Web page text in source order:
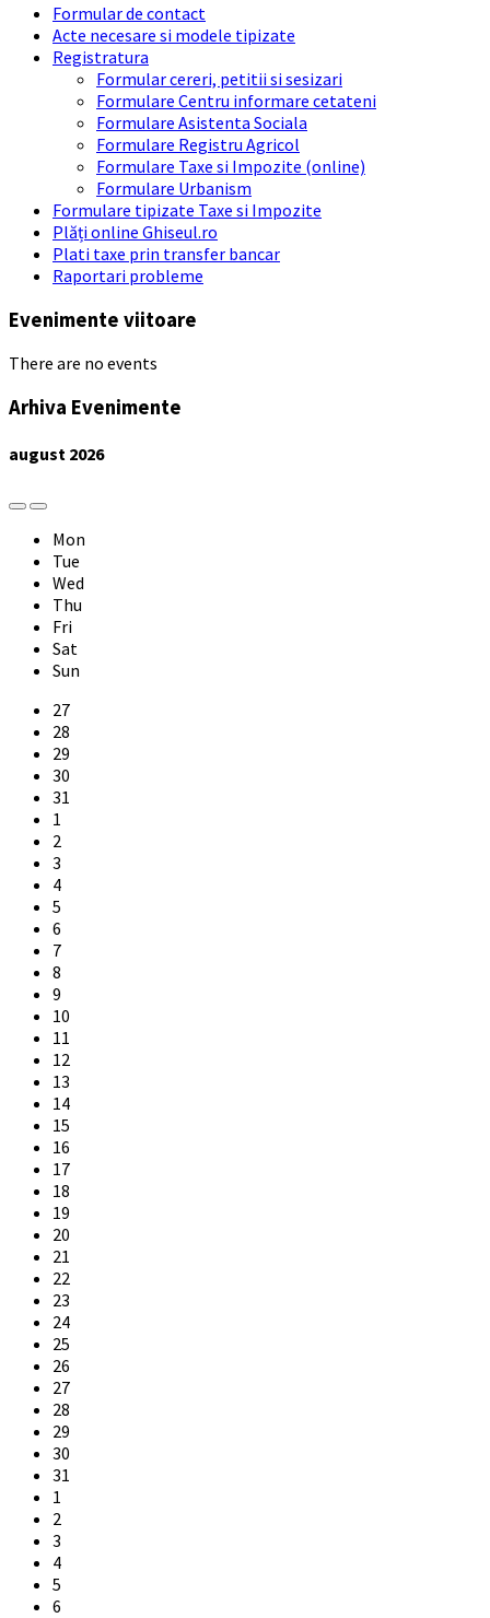
Formular de contact
Acte necesare si modele tipizate
Registratura
Formular cereri, petitii si sesizari
Formulare Centru informare cetateni
Formulare Asistenta Sociala
Formulare Registru Agricol
Formulare Taxe si Impozite (online)
Formulare Urbanism
Formulare tipizate Taxe si Impozite
Plăți online Ghiseul.ro
Plati taxe prin transfer bancar
Raportari probleme
Evenimente viitoare
There are no events
Arhiva Evenimente
august 2026
Previous
Month
Next
Month
Mon
Tue
Wed
Thu
Fri
Sat
Sun
Skip
calendar
days
27
28
29
30
31
1
2
3
4
5
6
7
8
9
10
11
12
13
14
15
16
17
18
19
20
21
22
23
24
25
26
27
28
29
30
31
1
2
3
4
5
6